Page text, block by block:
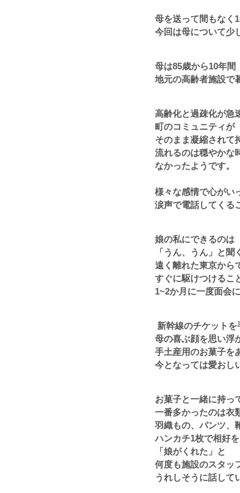
母を送って間もなく 1
今回は母について少
母は85歳から10年間
地元の高齢者施設で
高齢化と過疎化が急
町のコミュニティが
そのまま凝縮されて
流れるのは穏やかな
なかったようです。
様々な感情で心がい
涙声で電話してくる
娘の私にできるのは
「うん、うん」と聞
遠く離れた東京から
すぐに駆けつけるこ
1~2か月に一度面会
新幹線のチケットを
母の喜ぶ顔を思い浮
手土産用のお菓子を
今となっては愛おし
お菓子と一緒に持っ
一番多かったのは衣
羽織もの、パンツ、
ハンカチ1枚で相好
「娘がくれた」と
何度も施設のスタッ
うれしそうに話して